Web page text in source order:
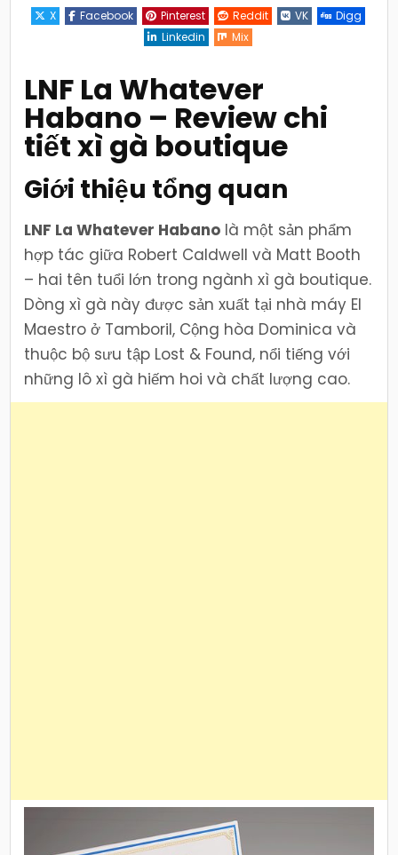
Whatever
Habano
X
Facebook Pinterest Reddit VK
Digg
Linkedin
Mix
LNF La Whatever
Habano – Review chi
tiết xì gà boutique
Giới thiệu tổng quan
LNF La Whatever Habano là một sản phẩm
hợp tác giữa Robert Caldwell và Matt Booth
– hai tên tuổi lớn trong ngành xì gà boutique.
Dòng xì gà này được sản xuất tại nhà máy El
Maestro ở Tamboril, Cộng hòa Dominica và
thuộc bộ sưu tập Lost & Found, nổi tiếng với
những lô xì gà hiếm hoi và chất lượng cao.